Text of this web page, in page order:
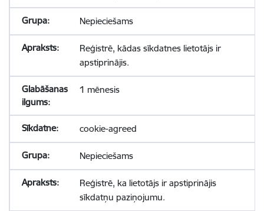
Nepieciešams
Reģistrē, kādas sīkdatnes lietotājs ir
apstiprinājis.
1 mēnesis
cookie-agreed
Nepieciešams
Reģistrē, ka lietotājs ir apstiprinājis
sīkdatņu paziņojumu.